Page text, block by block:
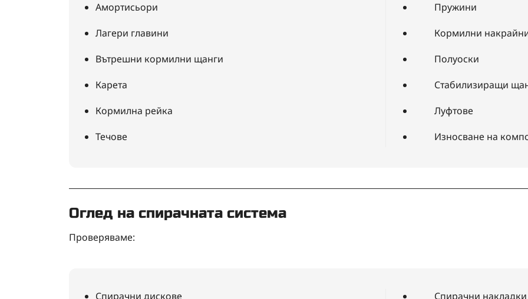
Амортисьори
Пружини
Лагери главини
Кормилни
Вътрешни кормилни щанги
Полуоски
Карета
Стабилизиращи
Кормилна рейка
Луфтове
Течове
Износване на
Оглед на спирачната система
Проверяваме:
Спирачни дискове
Спирачни накладки